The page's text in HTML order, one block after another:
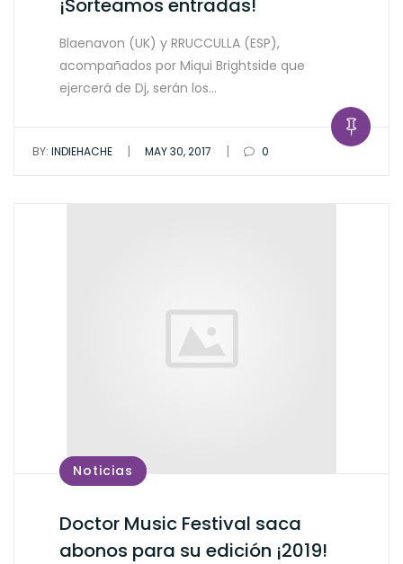
¡Sorteamos entradas!
Blaenavon (UK) y RRUCCULLA (ESP),
acompañados por Miqui Brightside que
ejercerá de Dj, serán los…
BY: INDIEHACHE | MAY 30, 2017 | 0
Noticias
Doctor Music Festival saca
abonos para su edición ¡2019!